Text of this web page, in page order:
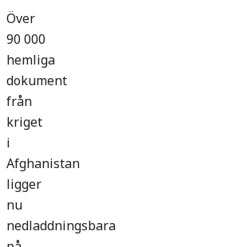
Över
90 000
hemliga
dokument
från
kriget
i
Afghanistan
ligger
nu
nedladdningsbara